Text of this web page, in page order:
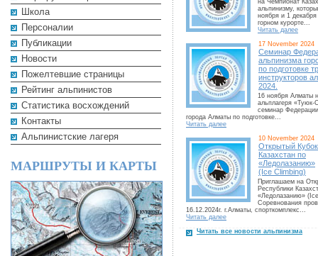
Школа
Персоналии
Публикации
Новости
Пожелтевшие страницы
Рейтинг альпинистов
Cтатистика восхождений
Контакты
Альпинистские лагеря
МАРШРУТЫ И КАРТЫ
на Чемпионат
альпинизму,
ноября и 1 декабря
горном курорте...
Читать далее
17 November 2024
Семинар
альпинизма
по подготовке
инструкторов
2024.
16 ноября Алматы
альплагеря «Туюк-
семинар
города Алматы по подготовке...
Читать далее
10 November 2024
Открытый
Казахстан по
«Ледолазанию»
(Ice Climbing)
Приглашаем на
Республики
«Ледолазанию»
Соревнования
16.12.2024г. г.Алматы, спорткомплекс...
Читать далее
Читать все новости альпинизма